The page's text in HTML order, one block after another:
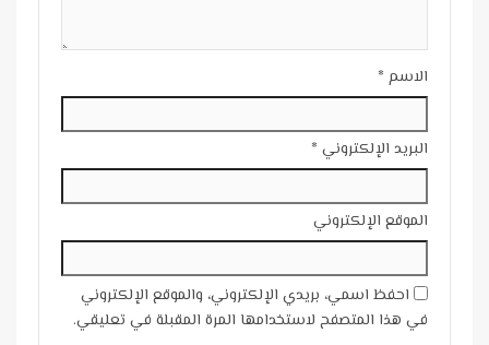
الاسم *
البريد الإلكتروني *
الموقع الإلكتروني
احفظ اسمي، بريدي الإلكتروني، والموقع الإلكتروني
في هذا المتصفح لاستخدامها المرة المقبلة في تعليقي.